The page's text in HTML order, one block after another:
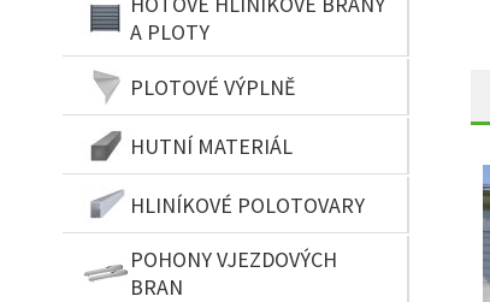
A PLOTY
PLOTOVÉ VÝPLNĚ
HUTNÍ MATERIÁL
HLINÍKOVÉ POLOTOVARY
POHONY VJEZDOVÝCH
BRAN